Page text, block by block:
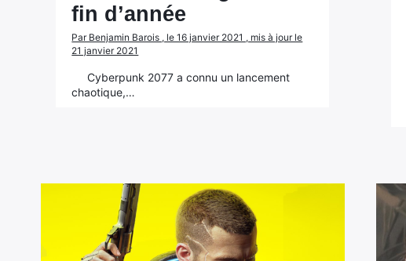
fin d’année
Par Benjamin Barois , le 16 janvier 2021 , mis à jour le
21 janvier 2021
Cyberpunk 2077 a connu un lancement
chaotique,…